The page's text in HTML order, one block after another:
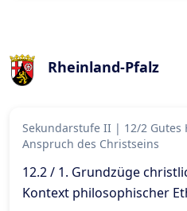
Rheinland-Pfalz
Sekundarstufe II | 12/2
Anspruch des Christseins
12.2 / 1. Grundzüge
Kontext philosophischer